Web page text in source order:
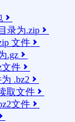

录为.zip 
文件 
.gz 
文件 
.bz2 
取文件 
文件 